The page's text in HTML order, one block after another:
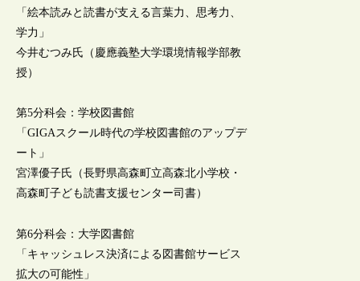
「絵本読みと読書が支える言葉力、思考力、
学力」
今井むつみ氏（慶應義塾大学環境情報学部教
授）
第5分科会：学校図書館
「GIGAスクール時代の学校図書館のアップデ
ート」
宮澤優子氏（長野県高森町立高森北小学校・
高森町子ども読書支援センター司書）
第6分科会：大学図書館
「キャッシュレス決済による図書館サービス
拡大の可能性」